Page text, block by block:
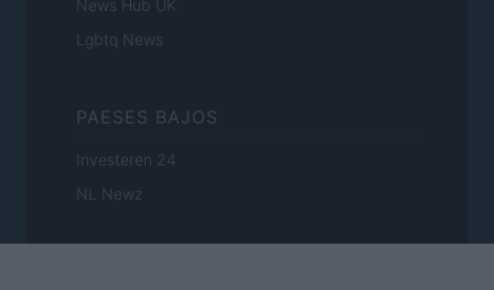
News Hub UK
Lgbtq News
PAESES BAJOS
Investeren 24
NL Newz